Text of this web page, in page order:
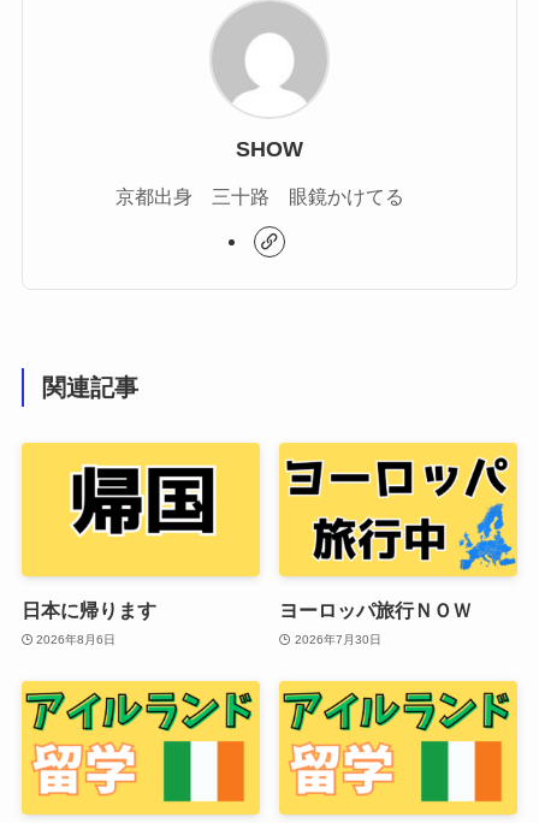
SHOW
京都出身 三十路 眼鏡かけてる
関連記事
日本に帰ります
2026年8月6日
ヨーロッパ旅行ＮＯＷ
2026年7月30日